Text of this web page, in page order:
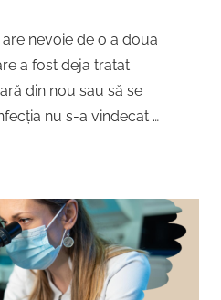
nevoie de o a doua
a fost deja tratat
din nou sau să se
nu s-a vindecat …